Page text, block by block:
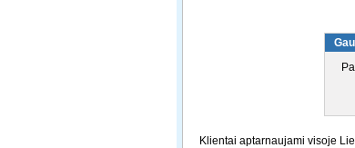
Klientai aptarnaujami visoje